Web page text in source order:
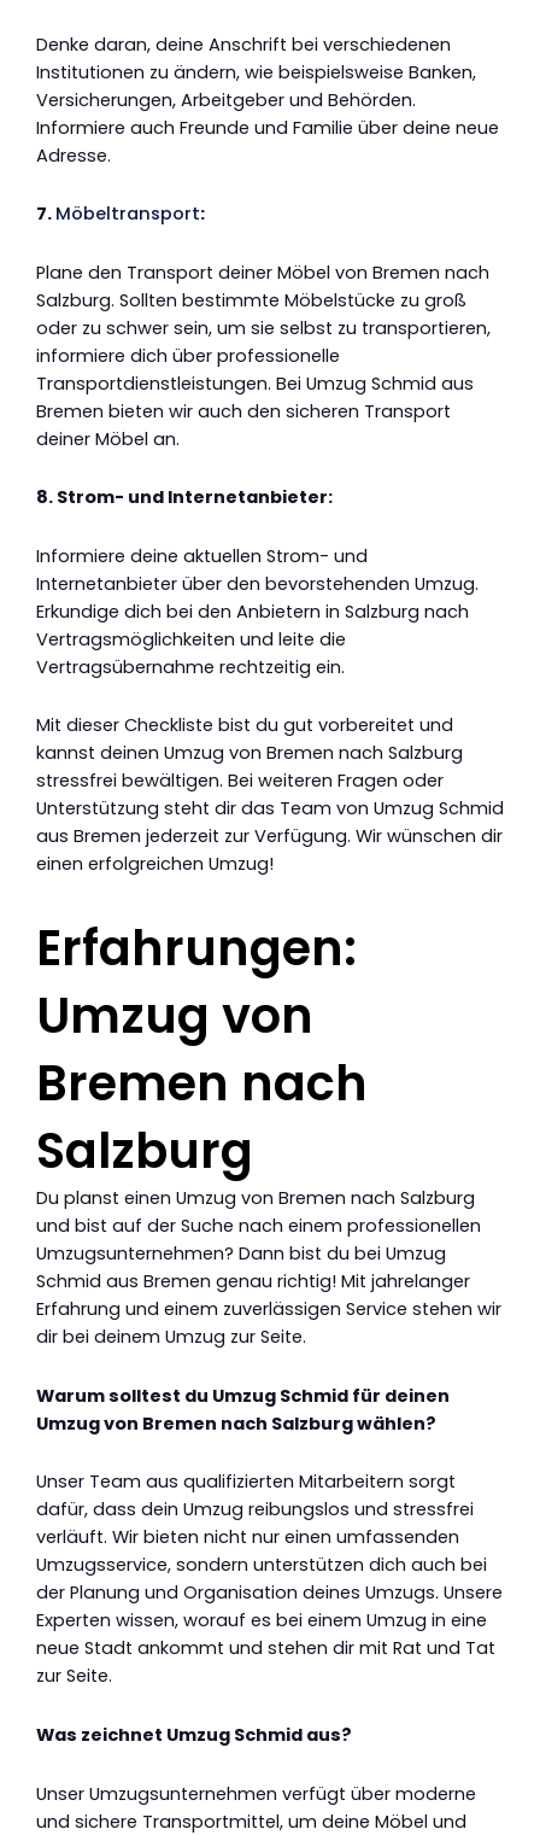
Denke daran, deine Anschrift bei verschiedenen
Institutionen zu ändern, wie beispielsweise Banken,
Versicherungen, Arbeitgeber und Behörden.
Informiere auch Freunde und Familie über deine neue
Adresse.
7. Möbeltransport:
Plane den Transport deiner Möbel von Bremen nach
Salzburg. Sollten bestimmte Möbelstücke zu groß
oder zu schwer sein, um sie selbst zu transportieren,
informiere dich über professionelle
Transportdienstleistungen. Bei Umzug Schmid aus
Bremen bieten wir auch den sicheren Transport
deiner Möbel an.
8. Strom- und Internetanbieter:
Informiere deine aktuellen Strom- und
Internetanbieter über den bevorstehenden Umzug.
Erkundige dich bei den Anbietern in Salzburg nach
Vertragsmöglichkeiten und leite die
Vertragsübernahme rechtzeitig ein.
Mit dieser Checkliste bist du gut vorbereitet und
kannst deinen Umzug von Bremen nach Salzburg
stressfrei bewältigen. Bei weiteren Fragen oder
Unterstützung steht dir das Team von Umzug Schmid
aus Bremen jederzeit zur Verfügung. Wir wünschen dir
einen erfolgreichen Umzug!
Erfahrungen:
Umzug von
Bremen nach
Salzburg
Du planst einen Umzug von Bremen nach Salzburg
und bist auf der Suche nach einem professionellen
Umzugsunternehmen? Dann bist du bei Umzug
Schmid aus Bremen genau richtig! Mit jahrelanger
Erfahrung und einem zuverlässigen Service stehen wir
dir bei deinem Umzug zur Seite.
Warum solltest du Umzug Schmid für deinen
Umzug von Bremen nach Salzburg wählen?
Unser Team aus qualifizierten Mitarbeitern sorgt
dafür, dass dein Umzug reibungslos und stressfrei
verläuft. Wir bieten nicht nur einen umfassenden
Umzugsservice, sondern unterstützen dich auch bei
der Planung und Organisation deines Umzugs. Unsere
Experten wissen, worauf es bei einem Umzug in eine
neue Stadt ankommt und stehen dir mit Rat und Tat
zur Seite.
Was zeichnet Umzug Schmid aus?
Unser Umzugsunternehmen verfügt über moderne
und sichere Transportmittel, um deine Möbel und